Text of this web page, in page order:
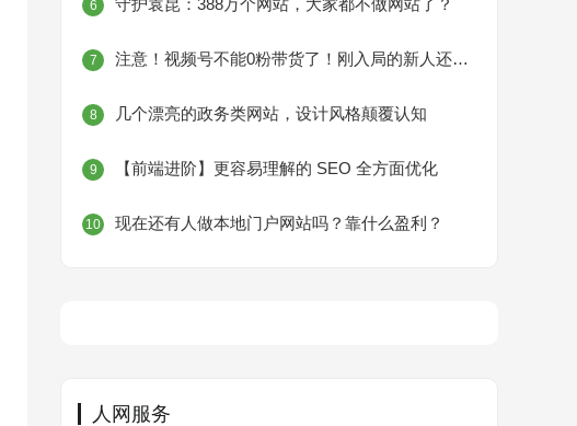
6 守护袁昆：388万个网站，大家都不做网站了？
7 注意！视频号不能0粉带货了！刚入局的新人还能有机会吗？
8 几个漂亮的政务类网站，设计风格颠覆认知
9 【前端进阶】更容易理解的 SEO 全方面优化
10 现在还有人做本地门户网站吗？靠什么盈利？
人网服务